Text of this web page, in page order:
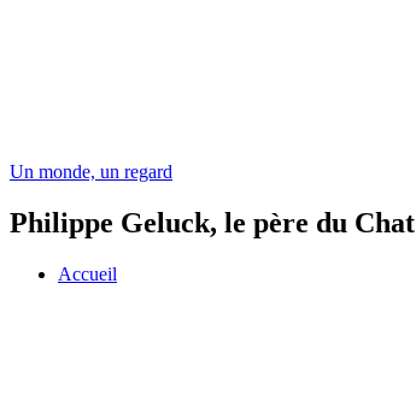
Un monde, un regard
Philippe Geluck, le père du Chat
Accueil